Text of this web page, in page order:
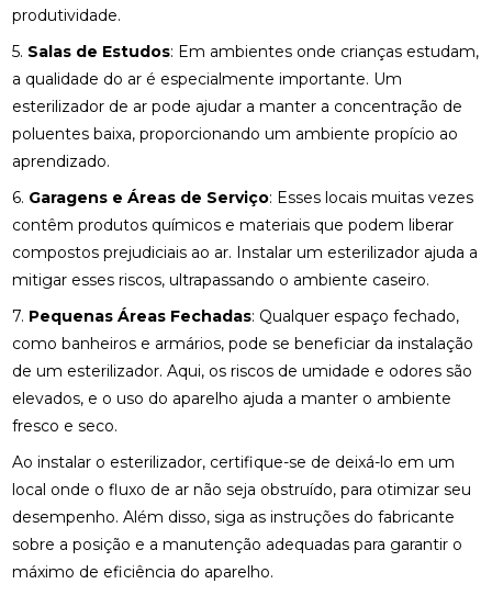
produtividade.
5. Salas de Estudos: Em ambientes onde crianças estudam,
a qualidade do ar é especialmente importante. Um
esterilizador de ar pode ajudar a manter a concentração de
poluentes baixa, proporcionando um ambiente propício ao
aprendizado.
6. Garagens e Áreas de Serviço: Esses locais muitas vezes
contêm produtos químicos e materiais que podem liberar
compostos prejudiciais ao ar. Instalar um esterilizador ajuda a
mitigar esses riscos, ultrapassando o ambiente caseiro.
7. Pequenas Áreas Fechadas: Qualquer espaço fechado,
como banheiros e armários, pode se beneficiar da instalação
de um esterilizador. Aqui, os riscos de umidade e odores são
elevados, e o uso do aparelho ajuda a manter o ambiente
fresco e seco.
Ao instalar o esterilizador, certifique-se de deixá-lo em um
local onde o fluxo de ar não seja obstruído, para otimizar seu
desempenho. Além disso, siga as instruções do fabricante
sobre a posição e a manutenção adequadas para garantir o
máximo de eficiência do aparelho.